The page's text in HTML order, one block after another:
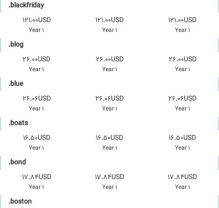
.blackfriday
121.00USD
1 Year
121.00USD
1 Year
121.00USD
1 Year
.blog
26.00USD
1 Year
26.00USD
1 Year
26.00USD
1 Year
.blue
26.06USD
1 Year
26.06USD
1 Year
26.06USD
1 Year
.boats
16.50USD
1 Year
16.50USD
1 Year
16.50USD
1 Year
.bond
17.84USD
1 Year
17.84USD
1 Year
17.84USD
1 Year
.boston